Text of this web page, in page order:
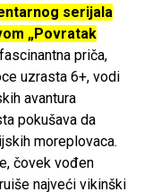
serijala
„Povratak
priča,
uzrasta 6+, vodi
avantura
pokušava da
moreplovaca.
čovek vođen
najveći vikinški